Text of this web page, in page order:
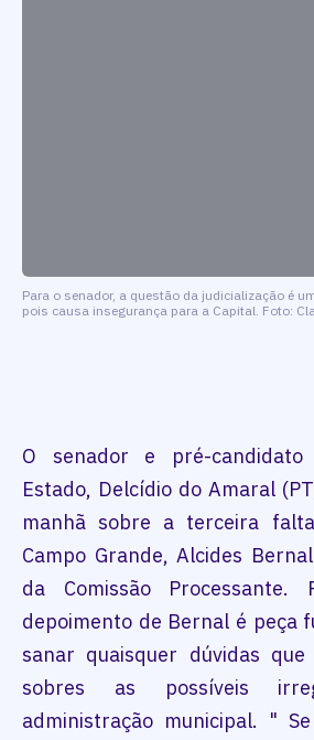
Para o senador, a questão da judicialização é
pois causa insegurança para a Capital. Foto:
O senador e pré-
Estado, Delcídio do Amaral
manhã sobre a terceira
Campo Grande, Alcides
da Comissão Processante.
depoimento de Bernal é peça
sanar quaisquer dúvidas
sobres as possíveis
administração municipal. "